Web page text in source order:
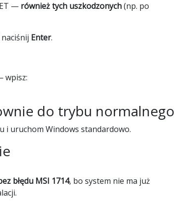
— również tych uszkodzonych(np. po
naciśnij Enter.
wpisz:
do trybu normalnego
i uruchom Windows standardowo.
błędu MSI 1714, bo system nie ma już